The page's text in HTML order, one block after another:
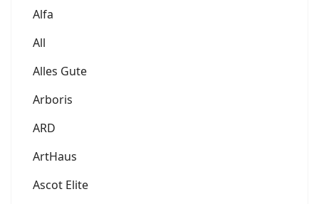
Alfa
All
Alles Gute
Arboris
ARD
ArtHaus
Ascot Elite